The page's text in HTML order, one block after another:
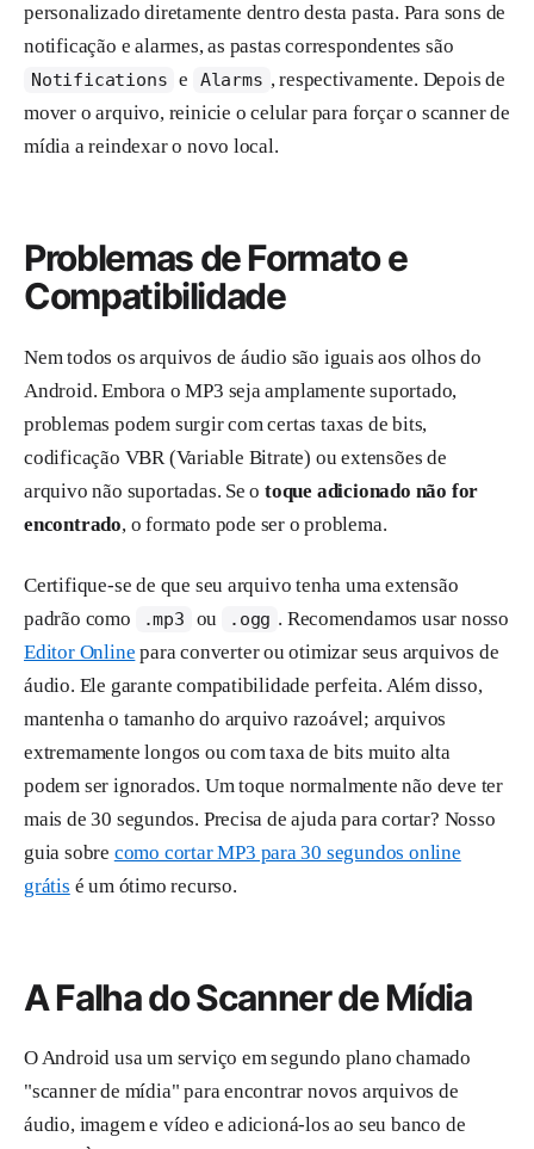
personalizado diretamente dentro desta pasta. Para sons de
notificação e alarmes, as pastas correspondentes são
Notifications e Alarms , respectivamente. Depois de
mover o arquivo, reinicie o celular para forçar o scanner de
mídia a reindexar o novo local.
Problemas de Formato e
Compatibilidade
Nem todos os arquivos de áudio são iguais aos olhos do
Android. Embora o MP3 seja amplamente suportado,
problemas podem surgir com certas taxas de bits,
codificação VBR (Variable Bitrate) ou extensões de
arquivo não suportadas. Se otoque adicionado não for
encontrado, o formato pode ser o problema.
Certifique-se de que seu arquivo tenha uma extensão
padrão como
.mp3 ou .ogg . Recomendamos usar nosso
Editor Online para converter ou otimizar seus arquivos de
áudio. Ele garante compatibilidade perfeita. Além disso,
mantenha o tamanho do arquivo razoável; arquivos
extremamente longos ou com taxa de bits muito alta
podem ser ignorados. Um toque normalmente não deve ter
mais de 30 segundos. Precisa de ajuda para cortar? Nosso
guia sobre como cortar MP3 para 30 segundos online
grátis é um ótimo recurso.
A Falha do Scanner de Mídia
O Android usa um serviço em segundo plano chamado
"scanner de mídia" para encontrar novos arquivos de
áudio, imagem e vídeo e adicioná-los ao seu banco de